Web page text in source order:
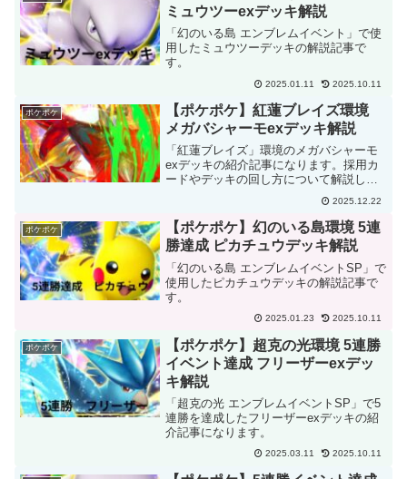
ミュウツーexデッキ解説
「幻のいる島 エンブレムイベント」で使
用したミュウツーデッキの解説記事で
す。
2025.01.11 2025.10.11
ポケポケ
【ポケポケ】紅蓮ブレイズ環境
メガバシャーモexデッキ解説
「紅蓮ブレイズ」環境のメガバシャーモ
exデッキの紹介記事になります。採用カ
ードやデッキの回し方について解説して
2025.12.22
ポケポケ
【ポケポケ】幻のいる島環境 5連
勝達成 ピカチュウデッキ解説
「幻のいる島 エンブレムイベントSP」で
使用したピカチュウデッキの解説記事で
す。
2025.01.23 2025.10.11
ポケポケ
【ポケポケ】超克の光環境 5連勝
イベント達成 フリーザーexデッ
キ解説
「超克の光 エンブレムイベントSP」で5
連勝を達成したフリーザーexデッキの紹
介記事になります。
2025.03.11 2025.10.11